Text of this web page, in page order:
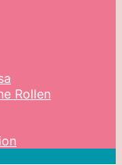
Rollen